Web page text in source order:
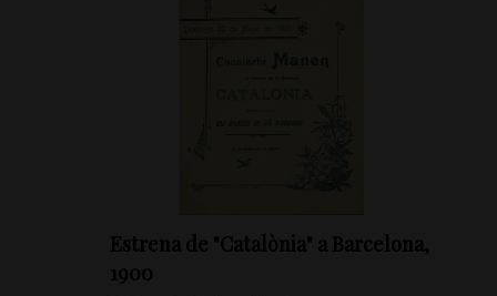
Estrena de "Catalònia" a Barcelona,
1900